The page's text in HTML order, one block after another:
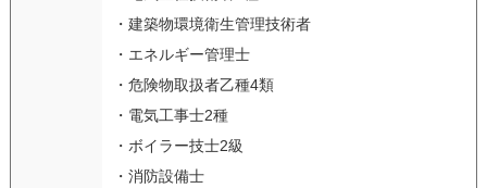
・建築物環境衛生管理技術者
・エネルギー管理士
・危険物取扱者乙種4類
・電気工事士2種
・ボイラー技士2級
・消防設備士